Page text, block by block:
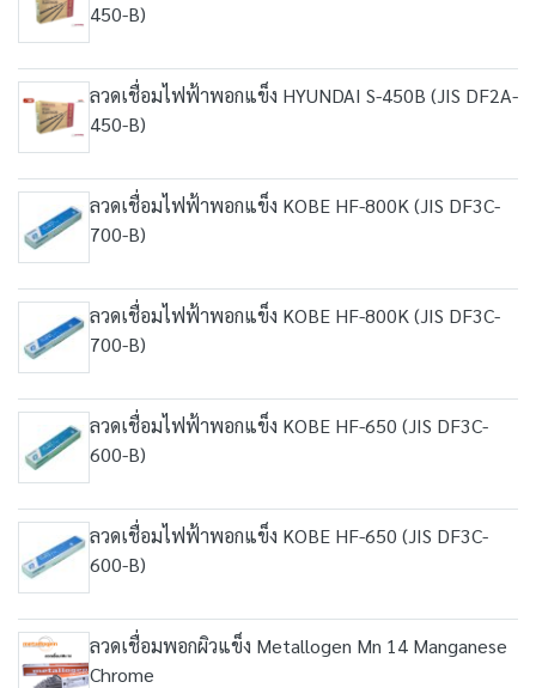
450-B)
ลวดเชื่อมไฟฟ้าพอกแข็ง HYUNDAI S-450B (JIS DF2A-
450-B)
ลวดเชื่อมไฟฟ้าพอกแข็ง KOBE HF-800K (JIS DF3C-
700-B)
ลวดเชื่อมไฟฟ้าพอกแข็ง KOBE HF-800K (JIS DF3C-
700-B)
ลวดเชื่อมไฟฟ้าพอกแข็ง KOBE HF-650 (JIS DF3C-
600-B)
ลวดเชื่อมไฟฟ้าพอกแข็ง KOBE HF-650 (JIS DF3C-
600-B)
ลวดเชื่อมพอกผิวแข็ง Metallogen Mn 14 Manganese
Chrome